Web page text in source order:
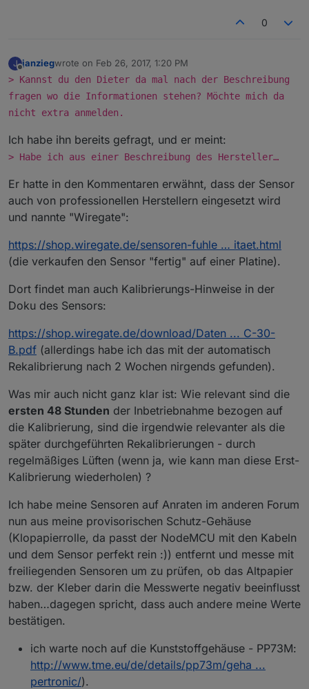
0
J janziegwrote on Feb 26, 2017, 1:20 PM
last edited by
> Kannst du den Dieter da mal nach der Beschreibung
fragen wo die Informationen stehen? Möchte mich da
nicht extra anmelden.
Ich habe ihn bereits gefragt, und er meint:
> Habe ich aus einer Beschreibung des Hersteller…
Er hatte in den Kommentaren erwähnt, dass der Sensor
auch von professionellen Herstellern eingesetzt wird
und nannte "Wiregate":
https://shop.wiregate.de/sensoren-fuhle … itaet.html
(die verkaufen den Sensor "fertig" auf einer Platine).
Dort findet man auch Kalibrierungs-Hinweise in der
Doku des Sensors:
https://shop.wiregate.de/download/Daten ... C-30-
B.pdf (allerdings habe ich das mit der automatisch
Rekalibrierung nach 2 Wochen nirgends gefunden).
Was mir auch nicht ganz klar ist: Wie relevant sind die
ersten 48 Stunden der Inbetriebnahme bezogen auf
die Kalibrierung, sind die irgendwie relevanter als die
später durchgeführten Rekalibrierungen - durch
regelmäßiges Lüften (wenn ja, wie kann man diese Erst-
Kalibrierung wiederholen) ?
Ich habe meine Sensoren auf Anraten im anderen Forum
nun aus meine provisorischen Schutz-Gehäuse
(Klopapierrolle, da passt der NodeMCU mit den Kabeln
und dem Sensor perfekt rein :)) entfernt und messe mit
freiliegenden Sensoren um zu prüfen, ob das Altpapier
bzw. der Kleber darin die Messwerte negativ beeinflusst
haben…dagegen spricht, dass auch andere meine Werte
bestätigen.
ich warte noch auf die Kunststoffgehäuse - PP73M:
http://www.tme.eu/de/details/pp73m/geha ...
pertronic/).